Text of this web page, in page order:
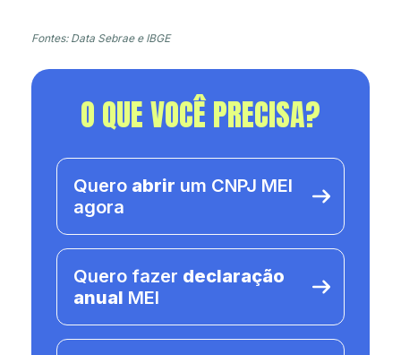
Fontes: Data Sebrae e IBGE
O QUE VOCÊ PRECISA?
Quero abrir um CNPJ MEI
agora
Quero fazer declaração
anual MEI